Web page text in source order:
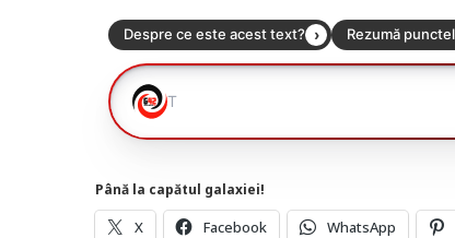
Până la capătul galaxiei!
X Facebook WhatsApp